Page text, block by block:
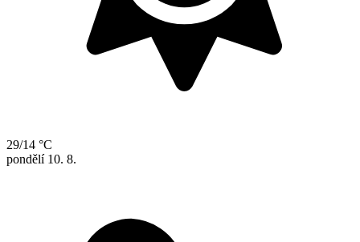
29/14 °C
pondělí 10. 8.